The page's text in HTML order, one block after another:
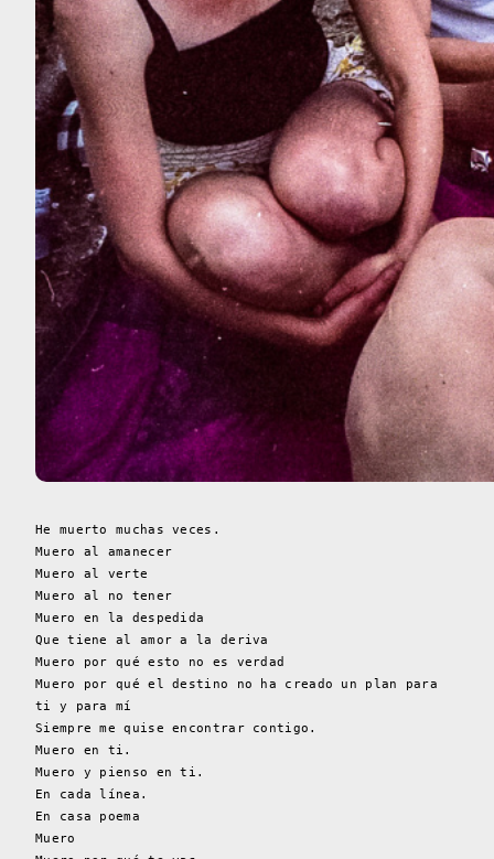
He muerto muchas veces.
Muero al amanecer
Muero al verte
Muero al no tener
Muero en la despedida
Que tiene al amor a la deriva
Muero por qué esto no es verdad
Muero por qué el destino no ha creado un plan para
ti y para mí
Siempre me quise encontrar contigo.
Muero en ti.
Muero y pienso en ti.
En cada línea.
En casa poema
Muero